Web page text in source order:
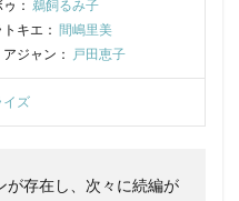
会
勝田久
報堂DYメディアパートナーズ
義
原恵一
： 鵜飼るみ子
キエ： 間嶋里美
ジャン： 戸田恵子
イズ
が存在し、次々に続編が